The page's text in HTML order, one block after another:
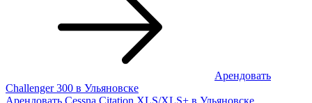
Арендовать
Challenger 300 в Ульяновске
Арендовать Cessna Citation XLS/XLS+ в Ульяновске